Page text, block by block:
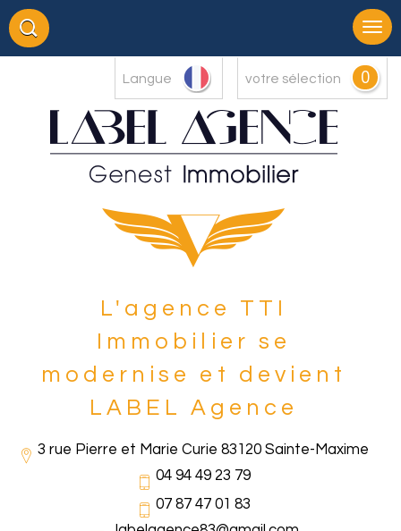
Langue votre sélection 0
L'agence TTI
Immobilier se
modernise et devient
LABEL Agence
3 rue Pierre et Marie Curie 83120 Sainte-Maxime
04 94 49 23 79
07 87 47 01 83